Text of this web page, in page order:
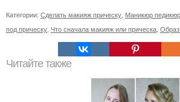
Категории: Сделать макияж прическу Маникюр
под прическу Что сначала макияж или прическа
Читайте также